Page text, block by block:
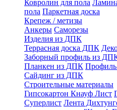
Ковролин для пола
пола Паркетная доска
Крепеж / метизы
Анкеры Саморезы
Изделия из ДПК
Террасная доска ДПК
Заборный профиль из
Планкен из ДПК
Сайдинг из ДПК
Строительные материалы
Гипсокартон Кнауф Лист
Суперлист Лента